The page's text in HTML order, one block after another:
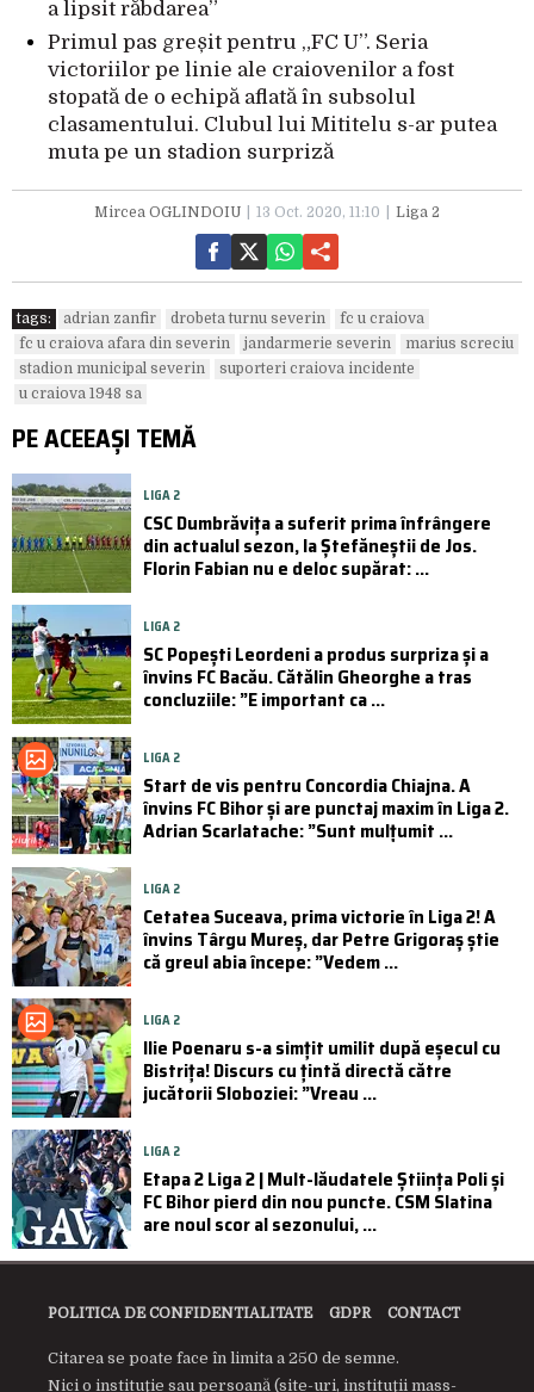
a lipsit răbdarea”
Primul pas greșit pentru „FC U”. Seria
victoriilor pe linie ale craiovenilor a fost
stopată de o echipă aflată în subsolul
clasamentului. Clubul lui Mititelu s-ar putea
muta pe un stadion surpriză
Mircea OGLINDOIU 13 Oct. 2020, 11:10 Liga 2
tags: adrian zanfir drobeta turnu severin
fc u craiova
fc u craiova afara din severin
jandarmerie severin
marius screciu
stadion municipal severin
suporteri craiova incidente
u craiova 1948 sa
PE ACEEAȘI TEMĂ
LIGA 2
CSC Dumbrăvița a suferit prima înfrângere
din actualul sezon, la Ștefăneștii de Jos.
Florin Fabian nu e deloc supărat: ...
LIGA 2
SC Popești Leordeni a produs surpriza și a
învins FC Bacău. Cătălin Gheorghe a tras
concluziile: ”E important ca ...
LIGA 2
Start de vis pentru Concordia Chiajna. A
învins FC Bihor și are punctaj maxim în Liga 2.
Adrian Scarlatache: ”Sunt mulțumit ...
LIGA 2
Cetatea Suceava, prima victorie în Liga 2! A
învins Târgu Mureș, dar Petre Grigoraș știe
că greul abia începe: ”Vedem ...
LIGA 2
Ilie Poenaru s-a simțit umilit după eșecul cu
Bistrița! Discurs cu țintă directă către
jucătorii Sloboziei: ”Vreau ...
LIGA 2
Etapa 2 Liga 2 | Mult-lăudatele Știința Poli și
FC Bihor pierd din nou puncte. CSM Slatina
are noul scor al sezonului, ...
POLITICA DE CONFIDENTIALITATE GDPR CONTACT
Citarea se poate face în limita a 250 de semne.
Nici o instituţie sau persoană (site-uri, instituţii mass-